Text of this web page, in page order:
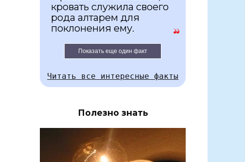
кровать служила своего
рода алтарем для
поклонения ему.
Показать еще один факт
Читать все интересные факты
Полезно знать